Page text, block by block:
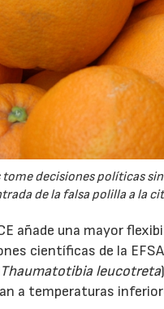
decisiones políticas
de la falsa polilla a la
añade una mayor
científicas de la
Thaumatotibia leucotreta
a temperaturas